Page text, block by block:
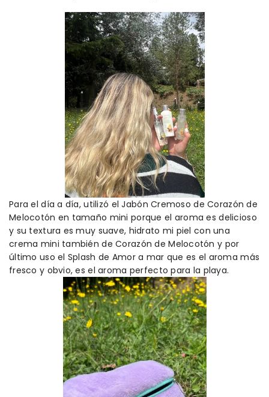
Para el día a día, utilizó elJabónCremoso deCorazón de
Melocotón en tamaño mini porque el aroma es delicioso
y su textura es muy suave, hidrato mi piel con una
crema mini también de Corazón deMelocotón y por
último uso el Splash de Amor a mar que es el aroma más
fresco y obvio, es el aroma perfecto para la playa.